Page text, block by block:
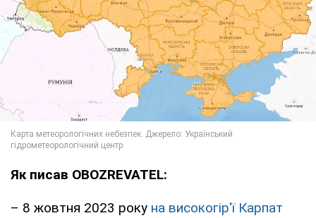
Як писав OBOZREVATEL:
– 8 жовтня 2023 року на високогір'ї Карпат